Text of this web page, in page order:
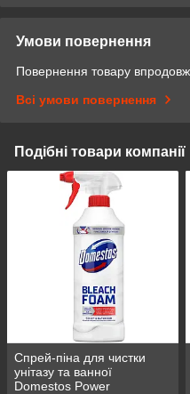
Умови повернення
Повернення товару
Всі умови повернення
Подібні товари компанії
Спрей-піна для чистки
унітазу та ванної
Domestos Power